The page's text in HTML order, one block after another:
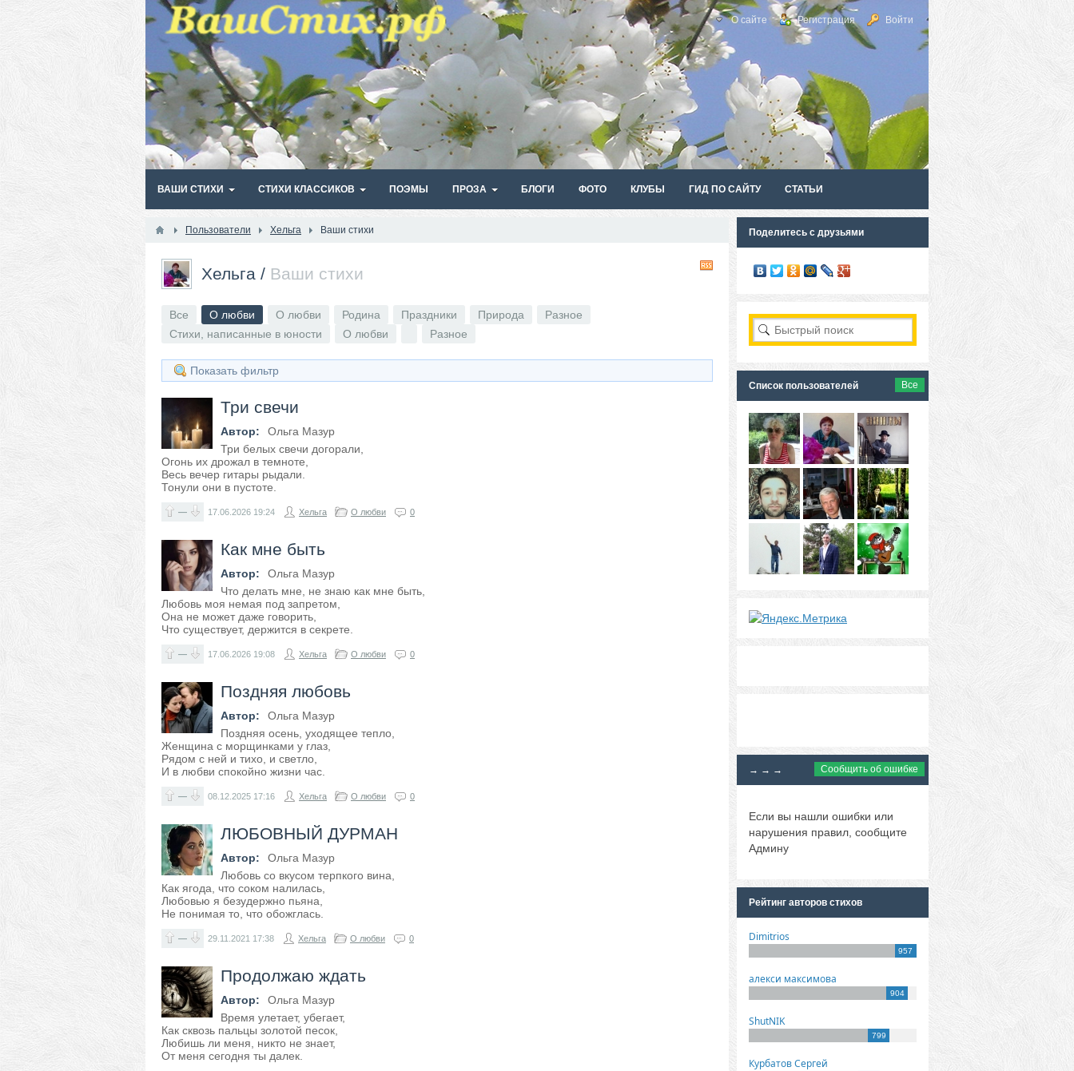
О сайте Регистрация Войти
ВАШИ СТИХИ СТИХИ КЛАССИКОВ ПОЭМЫ ПРОЗА БЛОГИ ФОТО КЛУБЫ ГИД ПО САЙТУ СТАТЬИ
Пользователи Хельга Ваши стихи
RSS
Хельга / Ваши стихи
Все О любви О любви Родина Праздники Природа
Разное
Стихи, написанные в юности
О любви Разное
Показать фильтр
Три свечи
Автор:
Ольга Мазур
Три белых свечи догорали,
Огонь их дрожал в темноте,
Весь вечер гитары рыдали.
Тонули они в пустоте.
— 17.06.2026 19:24 Хельга О любви 0
Как мне быть
Автор:
Ольга Мазур
Что делать мне, не знаю как мне быть,
Любовь моя немая под запретом,
Она не может даже говорить,
Что существует, держится в секрете.
— 17.06.2026 19:08 Хельга О любви 0
Поздняя любовь
Автор:
Ольга Мазур
Поздняя осень, уходящее тепло,
Женщина с морщинками у глаз,
Рядом с ней и тихо, и светло,
И в любви спокойно жизни час.
— 08.12.2025 17:16 Хельга О любви 0
ЛЮБОВНЫЙ ДУРМАН
Автор:
Ольга Мазур
Любовь со вкусом терпкого вина,
Как ягода, что соком налилась,
Любовью я безудержно пьяна,
Не понимая то, что обожглась.
— 29.11.2021 17:38 Хельга О любви 0
Продолжаю ждать
Автор:
Ольга Мазур
Время улетает, убегает,
Как сквозь пальцы золотой песок,
Любишь ли меня, никто не знает,
От меня сегодня ты далек.
Поделитесь с друзьями
Список пользователей Все
→ → → Сообщить об ошибке
Если вы нашли ошибки или
нарушения правил, сообщите
Админу
Рейтинг авторов стихов
Dimitrios
957
алекси максимова
904
ShutNIK
799
Курбатов Сергей